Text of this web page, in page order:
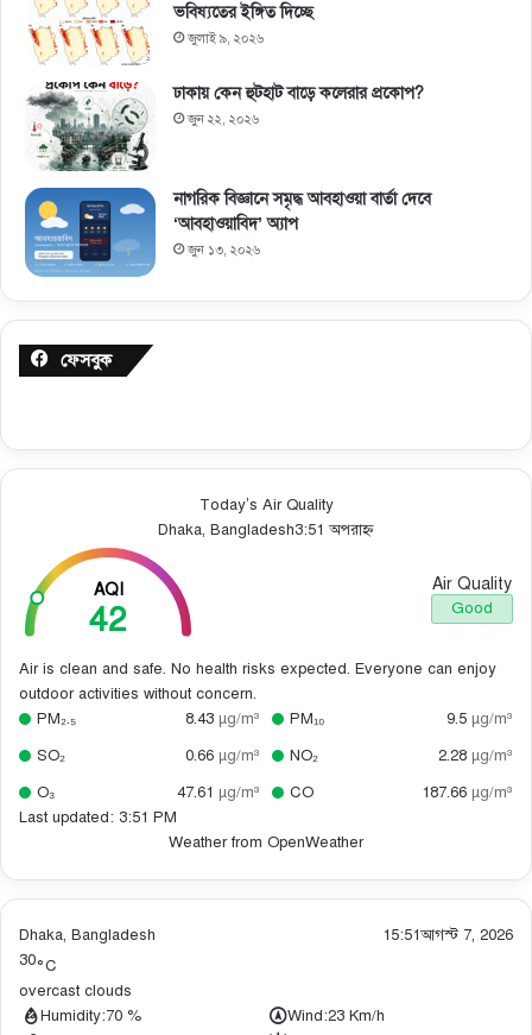
ভবিষ্যতের ইঙ্গিত দিচ্ছে
জুলাই ৯, ২০২৬
ঢাকায় কেন হুটহাট বাড়ে কলেরার প্রকোপ?
জুন ২২, ২০২৬
নাগরিক বিজ্ঞানে সমৃদ্ধ আবহাওয়া বার্তা দেবে
‘আবহাওয়াবিদ’ অ্যাপ
জুন ১৩, ২০২৬
ফেসবুক
Today’s Air Quality
Dhaka, Bangladesh3:51 অপরাহ্ন
AQI
42
Air Quality
Good
Air is clean and safe. No health risks expected. Everyone can enjoy
outdoor activities without concern.
PM₂.₅
8.43 µg/m³ PM₁₀ 9.5 µg/m³
SO₂
0.66 µg/m³ NO₂ 2.28 µg/m³
O₃
47.61 µg/m³ CO 187.66 µg/m³
Last updated: 3:51 PM
Weather from OpenWeather
Dhaka, Bangladesh 15:51আগস্ট 7, 2026
30°C
overcast clouds
Humidity:70 % Wind:23 Km/h